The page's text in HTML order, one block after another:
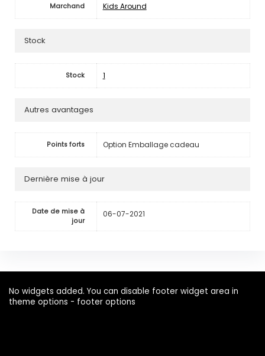
Marchand Kids Around
Stock
Stock 1
Autres avantages
Points forts Option Emballage cadeau
Dernière mise à jour
Date de mise à
jour
06-07-2021
No widgets added. You can disable footer widget area in
theme options - footer options